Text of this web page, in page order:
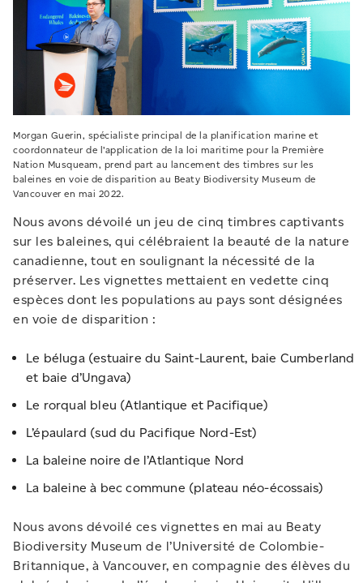
Morgan Guerin, spécialiste principal de la planification marine et
coordonnateur de l’application de la loi maritime pour la Première
Nation Musqueam, prend part au lancement des timbres sur les
baleines en voie de disparition au Beaty Biodiversity Museum de
Vancouver en mai 2022.
Nous avons dévoilé un jeu de cinq timbres captivants
sur les baleines, qui célébraient la beauté de la nature
canadienne, tout en soulignant la nécessité de la
préserver. Les vignettes mettaient en vedette cinq
espèces dont les populations au pays sont désignées
en voie de disparition :
Le béluga (estuaire du Saint-Laurent, baie Cumberland
et baie d’Ungava)
Le rorqual bleu (Atlantique et Pacifique)
L’épaulard (sud du Pacifique Nord-Est)
La baleine noire de l’Atlantique Nord
La baleine à bec commune (plateau néo-écossais)
Nous avons dévoilé ces vignettes en mai au Beaty
Biodiversity Museum de l’Université de Colombie-
Britannique, à Vancouver, en compagnie des élèves du